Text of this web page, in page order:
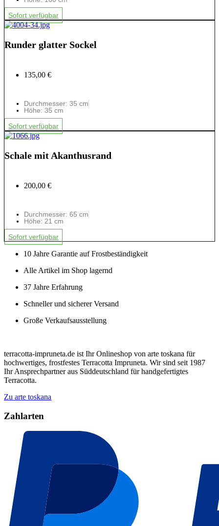
Sofort verfügbar
Runder glatter Sockel
135,00 €
Durchmesser: 35 cm
Höhe: 35 cm
Sofort verfügbar
Schale mit Akanthusrand
200,00 €
Durchmesser: 65 cm
Höhe: 21 cm
Sofort verfügbar
10 Jahre Garantie auf Frostbeständigkeit
Alle Artikel im Shop lagernd
37 Jahre Erfahrung
Schneller und sicherer Versand
Große Verkaufsausstellung
terracotta-impruneta.de ist Ihr Onlineshop von arte toskana für
hochwertiges, frostfestes Terracotta Impruneta. Wir sind seit 1987
Ihr Ansprechpartner aus Süddeutschland für handgefertigtes
Terracotta.
Zu arte toskana
Zahlarten